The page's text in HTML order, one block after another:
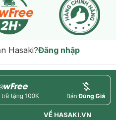
Hasaki?Đăng nhập
price
VỀ HASAKI.VN